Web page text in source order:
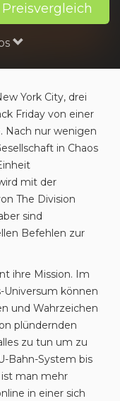
York City, drei
Friday von einer
Nach nur wenigen
in Chaos
mit der
The Division
sind
Befehlen zur
ihre Mission. Im
Universum können
und Wahrzeichen
plündernden
zu tun um zu
Bahn-System bis
man mehr
in einer sich